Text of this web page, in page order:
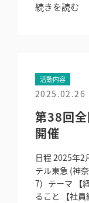
続きを読む
活動内容
2025.02.26
第38回
開催
日程 2025年2
テル東急 (神
7) テーマ 【
ること 【社